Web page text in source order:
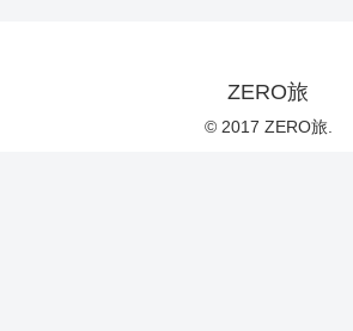
ZERO旅
© 2017 ZERO旅.